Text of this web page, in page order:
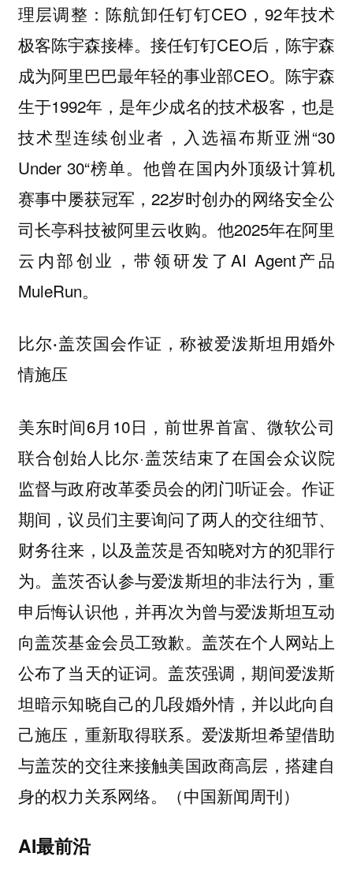
理层调整：陈航卸任钉钉CEO，92年技术
极客陈宇森接棒。接任钉钉CEO后，陈宇森
成为阿里巴巴最年轻的事业部CEO。陈宇森
生于1992年，是年少成名的技术极客，也是
技术型连续创业者，入选福布斯亚洲“30
Under 30“榜单。他曾在国内外顶级计算机
赛事中屡获冠军，22岁时创办的网络安全公
司长亭科技被阿里云收购。他2025年在阿里
云内部创业，带领研发了AI Agent产品
MuleRun。
比尔·盖茨国会作证，称被爱泼斯坦用婚外
情施压
美东时间6月10日，前世界首富、微软公司
联合创始人比尔·盖茨结束了在国会众议院
监督与政府改革委员会的闭门听证会。作证
期间，议员们主要询问了两人的交往细节、
财务往来，以及盖茨是否知晓对方的犯罪行
为。盖茨否认参与爱泼斯坦的非法行为，重
申后悔认识他，并再次为曾与爱泼斯坦互动
向盖茨基金会员工致歉。盖茨在个人网站上
公布了当天的证词。盖茨强调，期间爱泼斯
坦暗示知晓自己的几段婚外情，并以此向自
己施压，重新取得联系。爱泼斯坦希望借助
与盖茨的交往来接触美国政商高层，搭建自
身的权力关系网络。（中国新闻周刊）
AI最前沿